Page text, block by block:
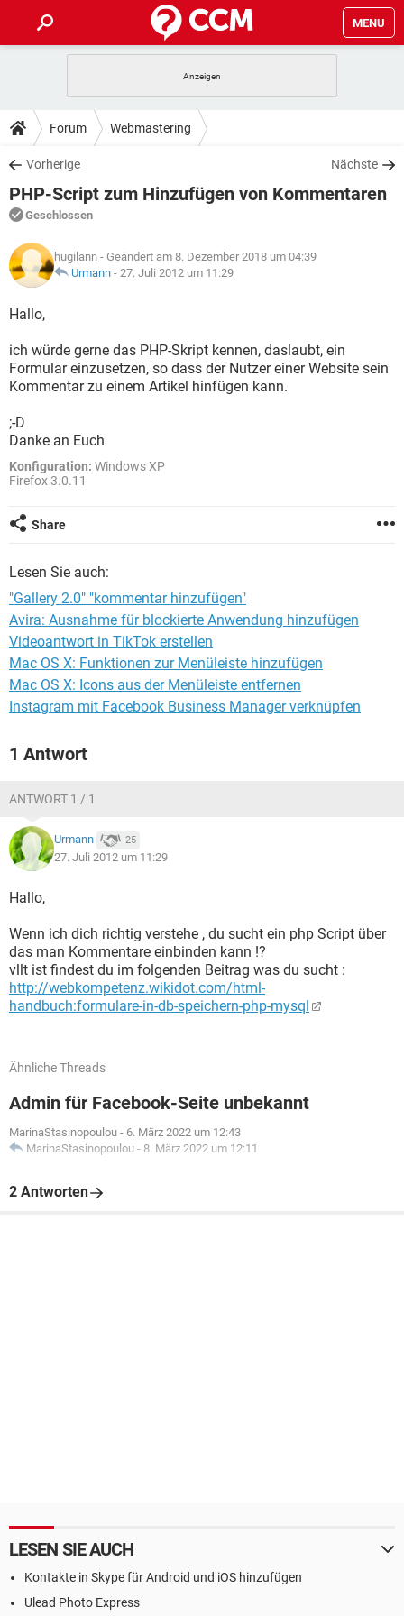
MENU
ANDROID
WINDOWS 10
WHATSAPP TIKTOK
FACEBOOK
TIPPS & TRICKS
SPIELE
WINDOWS 10
WHATSAPP
FACEBOOK HARDWARE
DOWNLOADS
SPIELE STREAMING
ANDROID
WINDOWS 10 INSTAGRAM
WHATSAPP
FACEBOOK
FORUM
SPIELE
ANDROID IOS
FACEBOOK HARDWARE
LEXIKON
SPIELE
ANDROID
WINDOWS 10 INSTAGRAM
WHATSAPP TIKTOK
Forum Webmastering
Vorherige Nächste
PHP-Script zum Hinzufügen von Kommentaren
Geschlossen
hugilann - Geändert am 8. Dezember 2018 um 04:39
Urmann - 27. Juli 2012 um 11:29
Hallo,
ich würde gerne das PHP-Skript kennen, daslaubt, ein
Formular einzusetzen, so dass der Nutzer einer Website sein
Kommentar zu einem Artikel hinfügen kann.
;-D
Danke an Euch
Konfiguration: Windows XP
Firefox 3.0.11
Share
Lesen Sie auch:
"Gallery 2.0" "kommentar hinzufügen"
Avira: Ausnahme für blockierte Anwendung hinzufügen
Videoantwort in TikTok erstellen
Mac OS X: Funktionen zur Menüleiste hinzufügen
Mac OS X: Icons aus der Menüleiste entfernen
Instagram mit Facebook Business Manager verknüpfen
1 Antwort
ANTWORT 1 / 1
Urmann 25
27. Juli 2012 um 11:29
Hallo,
Wenn ich dich richtig verstehe , du sucht ein php Script über
das man Kommentare einbinden kann !?
vllt ist findest du im folgenden Beitrag was du sucht :
http://webkompetenz.wikidot.com/html-
handbuch:formulare-in-db-speichern-php-mysql
Ähnliche Threads
Admin für Facebook-Seite unbekannt
MarinaStasinopoulou - 6. März 2022 um 12:43
MarinaStasinopoulou - 8. März 2022 um 12:11
2 Antworten
LESEN SIE AUCH
Kontakte in Skype für Android und iOS hinzufügen
Ulead Photo Express